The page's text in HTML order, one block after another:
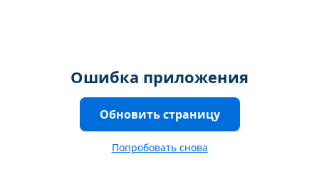
Ошибка приложения
Обновить страницу
Попробовать снова